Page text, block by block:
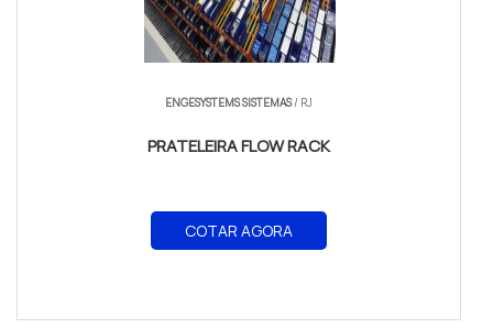
ENGESYSTEMS SISTEMAS/ RJ
PRATELEIRA FLOW RACK
COTAR AGORA